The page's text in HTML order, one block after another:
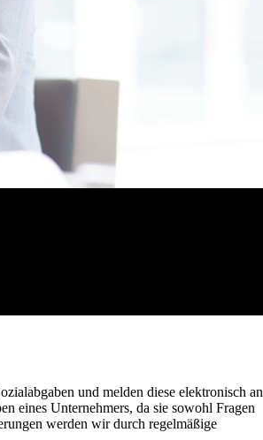
und melden diese elektronisch an
eines Unternehmers, da sie sowohl Fragen
werden wir durch regelmäßige